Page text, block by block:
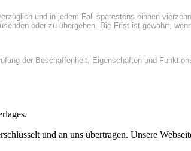
und in jedem Fall spätestens binnen
oder zu übergeben. Die Frist ist gewahrt,
der Beschaffenheit, Eigenschaften und
und an uns übertragen. Unsere